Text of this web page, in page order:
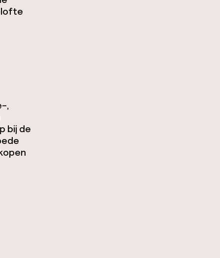
,
bij de